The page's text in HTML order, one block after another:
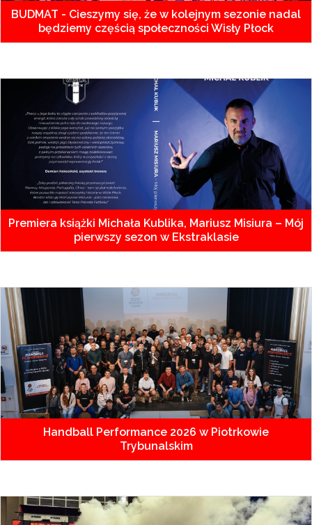
BUDMAT - Cieszymy się, że w kolejnym sezonie nadal
będziemy częścią społeczności Wisły Płock
Premiera książki Michała Kublika, Mariusz Misiura – Mój
pierwszy sezon w Ekstraklasie
Handball Performance 2026 w Piotrkowie
Trybunalskim